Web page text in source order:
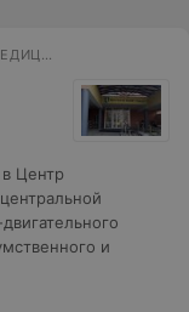
БРЕСТСКИЙ ОБЛАСТНОЙ ДЕТСКИЙ ЦЕНТР МЕДИЦИНСКОЙ РЕАБИЛИТАЦИИ
Центр
и